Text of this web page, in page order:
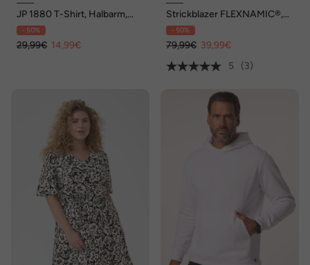
JP 1880 T-Shirt, Halbarm,
Ringel, Brustprint, bis 8 XL
- 50%
29,99€ 14,99€
Strickblazer FLEXNAMIC®,
Milanostrick, leichte Qualität,
bis 7 XL
- 50%
79,99€ 39,99€
5
(3)